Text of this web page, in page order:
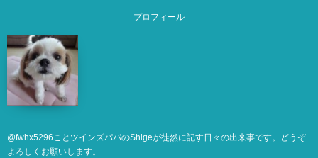
プロフィール
@fwhx5296ことツインズパパのShigeが徒然に記す日々の出来事です。どうぞ
よろしくお願いします。